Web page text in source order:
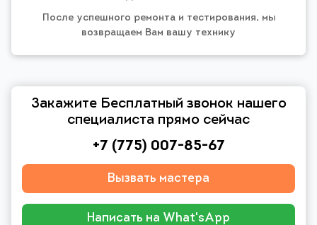
После успешного ремонта и тестирования, мы
возвращаем Вам вашу технику
Закажите Бесплатный звонок нашего
специалиста прямо сейчас
+7 (775) 007-85-67
Вызвать мастера
Написать на What'sApp